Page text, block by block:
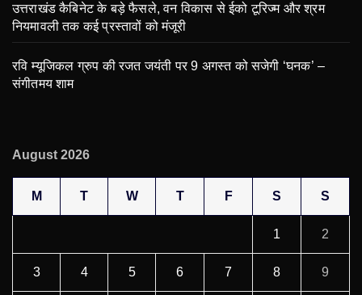
उत्तराखंड कैबिनेट के बड़े फैसले, वन विकास से ईको टूरिज्म और श्रम
नियमावली तक कई प्रस्तावों को मंजूरी
रवि म्यूजिकल ग्रुप की रजत जयंती पर 9 अगस्त को सजेगी ‘घनक’ –
संगीतमय शाम
August 2026
M T W T F S S
1 2
3 4 5 6 7 8 9